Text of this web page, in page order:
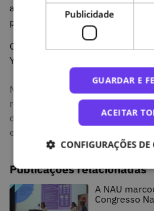
a avaliação que ainda depende
presenciais.
O Webinar está disponível para
YOUTUBE da Metared. Pode
No ensino a distância ainda
relação a ferramentas de
da NAU, no Webinar da Metared
existentes.
Publicações relacionadas
A NAU
Congresso
Publicidade
GUARDAR E
ACEITAR
CONFIGURAÇÕES DE